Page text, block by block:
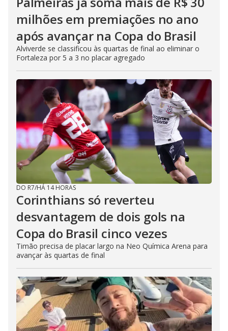
milhões em premiações no ano
após avançar na Copa do Brasil
Alviverde se classificou às quartas de final ao eliminar o
Fortaleza por 5 a 3 no placar agregado
DO R7/HÁ 14 HORAS
Corinthians só reverteu
desvantagem de dois gols na
Copa do Brasil cinco vezes
Timão precisa de placar largo na Neo Química Arena para
avançar às quartas de final